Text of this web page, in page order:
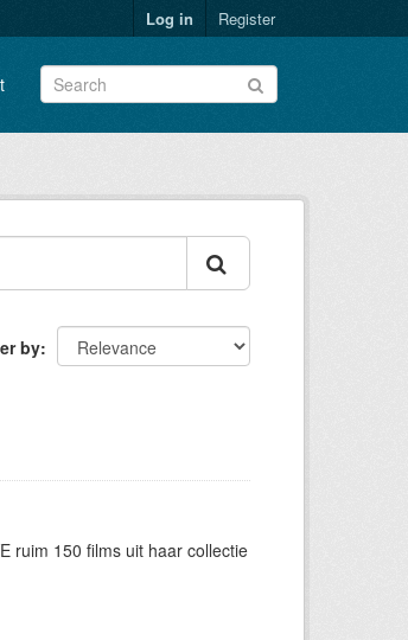
Log in Register
by
ruim 150 films uit haar collectie